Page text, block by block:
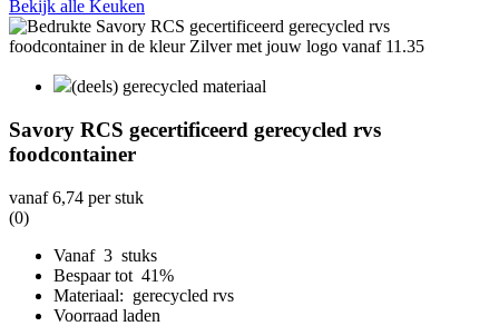
Bekijk alle Keuken
(deels) gerecycled materiaal
Savory RCS gecertificeerd gerecycled rvs
foodcontainer
vanaf6,74 per stuk
(0)
Vanaf 3 stuks
Bespaar tot 41%
Materiaal: gerecycled rvs
Voorraad laden